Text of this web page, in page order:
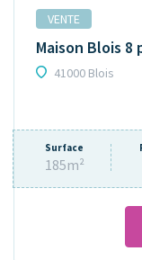
VENTE
Maison Blois 8
41000 Blois
Surface
185m²